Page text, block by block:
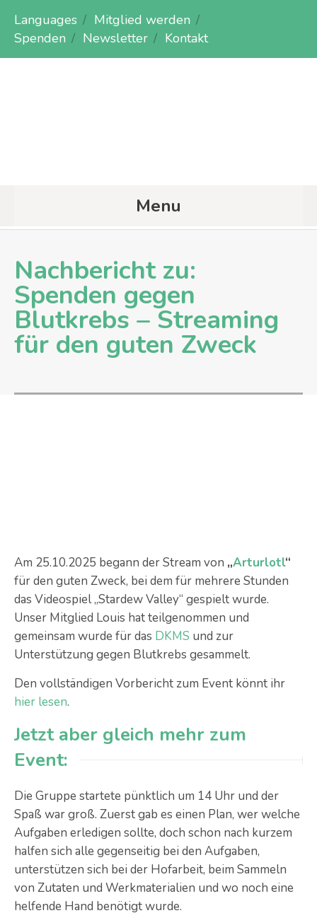
Languages
Mitglied werden
Spenden
Newsletter Kontakt
Menu
Nachbericht zu:
Spenden gegen
Blutkrebs – Streaming
für den guten Zweck
Am 25.10.2025 begann der Stream von „Arturlotl“
für den guten Zweck, bei dem für mehrere Stunden
das Videospiel „Stardew Valley“ gespielt wurde.
Unser Mitglied Louis hat teilgenommen und
gemeinsam wurde für das DKMS und zur
Unterstützung gegen Blutkrebs gesammelt.
Den vollständigen Vorbericht zum Event könnt ihr
hier lesen.
Jetzt aber gleich mehr zum
Event:
Die Gruppe startete pünktlich um 14 Uhr und der
Spaß war groß. Zuerst gab es einen Plan, wer welche
Aufgaben erledigen sollte, doch schon nach kurzem
halfen sich alle gegenseitig bei den Aufgaben,
unterstützen sich bei der Hofarbeit, beim Sammeln
von Zutaten und Werkmaterialien und wo noch eine
helfende Hand benötigt wurde.